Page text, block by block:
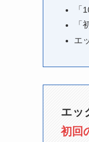
「
エ
エッ
初回